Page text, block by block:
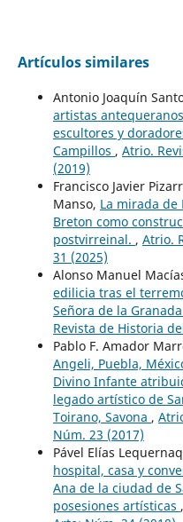
Artículos similares
Antonio Joaquín
artistas
escultores y
Campillos , Atrio.
(2019)
Francisco Javier
Manso, La mirada de
Breton como
postvirreinal. , Atrio.
31 (2025)
Alonso Manuel
edilicia tras el
Señora de la
Revista de Historia
Pablo F. Amador
Angeli, Puebla,
Divino Infante
legado artístico de
Toirano, Savona ,
Núm. 23 (2017)
Pável Elías
hospital, casa y
Ana de la ciudad de
posesiones artísticas ,